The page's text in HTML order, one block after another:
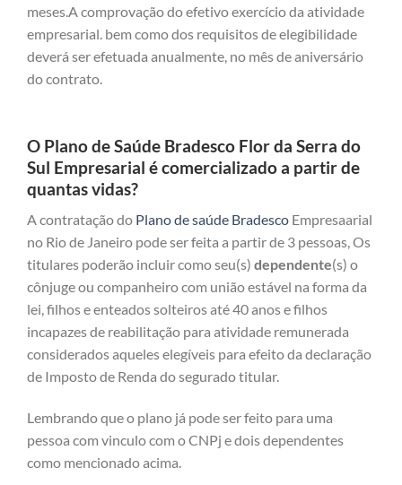
meses.A comprovação do efetivo exercício da atividade
empresarial. bem como dos requisitos de elegibilidade
deverá ser efetuada anualmente, no mês de aniversário
do contrato.
O Plano de Saúde Bradesco Flor da Serra do
Sul Empresarial é comercializado a partir de
quantas vidas?
A contratação do Plano de saúde Bradesco Empresaarial
no Rio de Janeiro pode ser feita a partir de 3 pessoas, Os
titulares poderão incluir como seu(s) dependente(s) o
cônjuge ou companheiro com união estável na forma da
lei, filhos e enteados solteiros até 40 anos e filhos
incapazes de reabilitação para atividade remunerada
considerados aqueles elegíveis para efeito da declaração
de Imposto de Renda do segurado titular.
Lembrando que o plano já pode ser feito para uma
pessoa com vinculo com o CNPj e dois dependentes
como mencionado acima.